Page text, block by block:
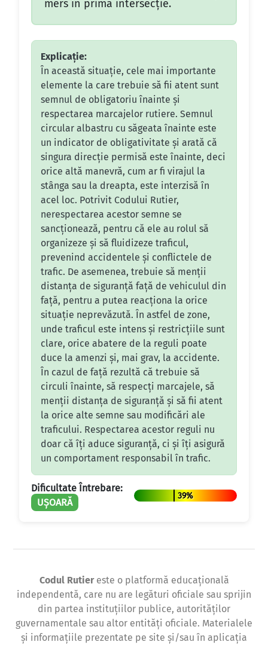
mers în prima intersecţie.
Explicație:
În această situație, cele mai importante
elemente la care trebuie să fii atent sunt
semnul de obligatoriu înainte și
respectarea marcajelor rutiere. Semnul
circular albastru cu săgeata înainte este
un indicator de obligativitate și arată că
singura direcție permisă este înainte, deci
orice altă manevră, cum ar fi virajul la
stânga sau la dreapta, este interzisă în
acel loc. Potrivit Codului Rutier,
nerespectarea acestor semne se
sancționează, pentru că ele au rolul să
organizeze și să fluidizeze traficul,
prevenind accidentele și conflictele de
trafic. De asemenea, trebuie să menții
distanța de siguranță față de vehiculul din
față, pentru a putea reacționa la orice
situație neprevăzută. În astfel de zone,
unde traficul este intens și restricțiile sunt
clare, orice abatere de la reguli poate
duce la amenzi și, mai grav, la accidente.
În cazul de față rezultă că trebuie să
circuli înainte, să respecți marcajele, să
menții distanța de siguranță și să fii atent
la orice alte semne sau modificări ale
traficului. Respectarea acestor reguli nu
doar că îți aduce siguranță, ci și îți asigură
un comportament responsabil în trafic.
Dificultate Întrebare:
UȘOARĂ
39%
Codul Rutiereste o platformă educațională
independentă, care nu are legături oficiale sau sprijin
din partea instituțiilor publice, autorităților
guvernamentale sau altor entități oficiale. Materialele
și informațiile prezentate pe site și/sau în aplicația